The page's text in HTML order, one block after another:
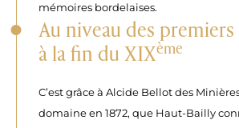
mémoires bordelaises.
Au niveau des premiers
à la fin du XIXème
C’est grâce à Alcide Bellot des
domaine en 1872, que Haut-Bailly